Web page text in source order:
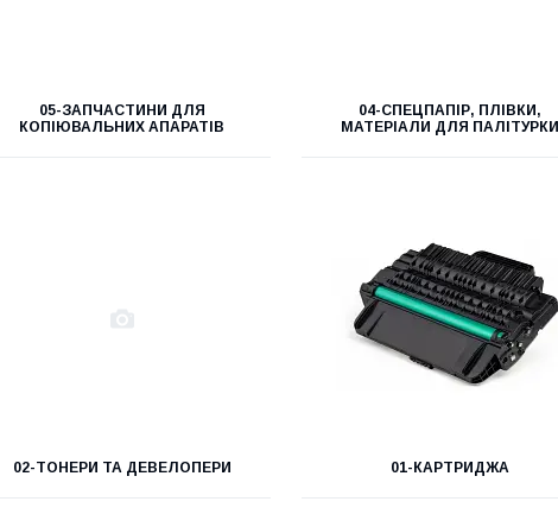
05-ЗАПЧАСТИНИ ДЛЯ
КОПІЮВАЛЬНИХ АПАРАТІВ
04-СПЕЦПАПІР, ПЛІВКИ,
МАТЕРІАЛИ ДЛЯ ПАЛІТУРКИ
02-ТОНЕРИ ТА ДЕВЕЛОПЕРИ 01-КАРТРИДЖА